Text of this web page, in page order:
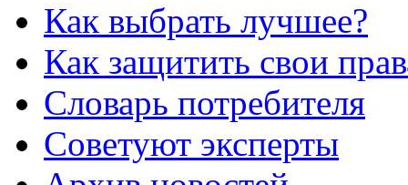
Как выбрать лучшее?
Как защитить свои
Словарь потребителя
Советуют эксперты